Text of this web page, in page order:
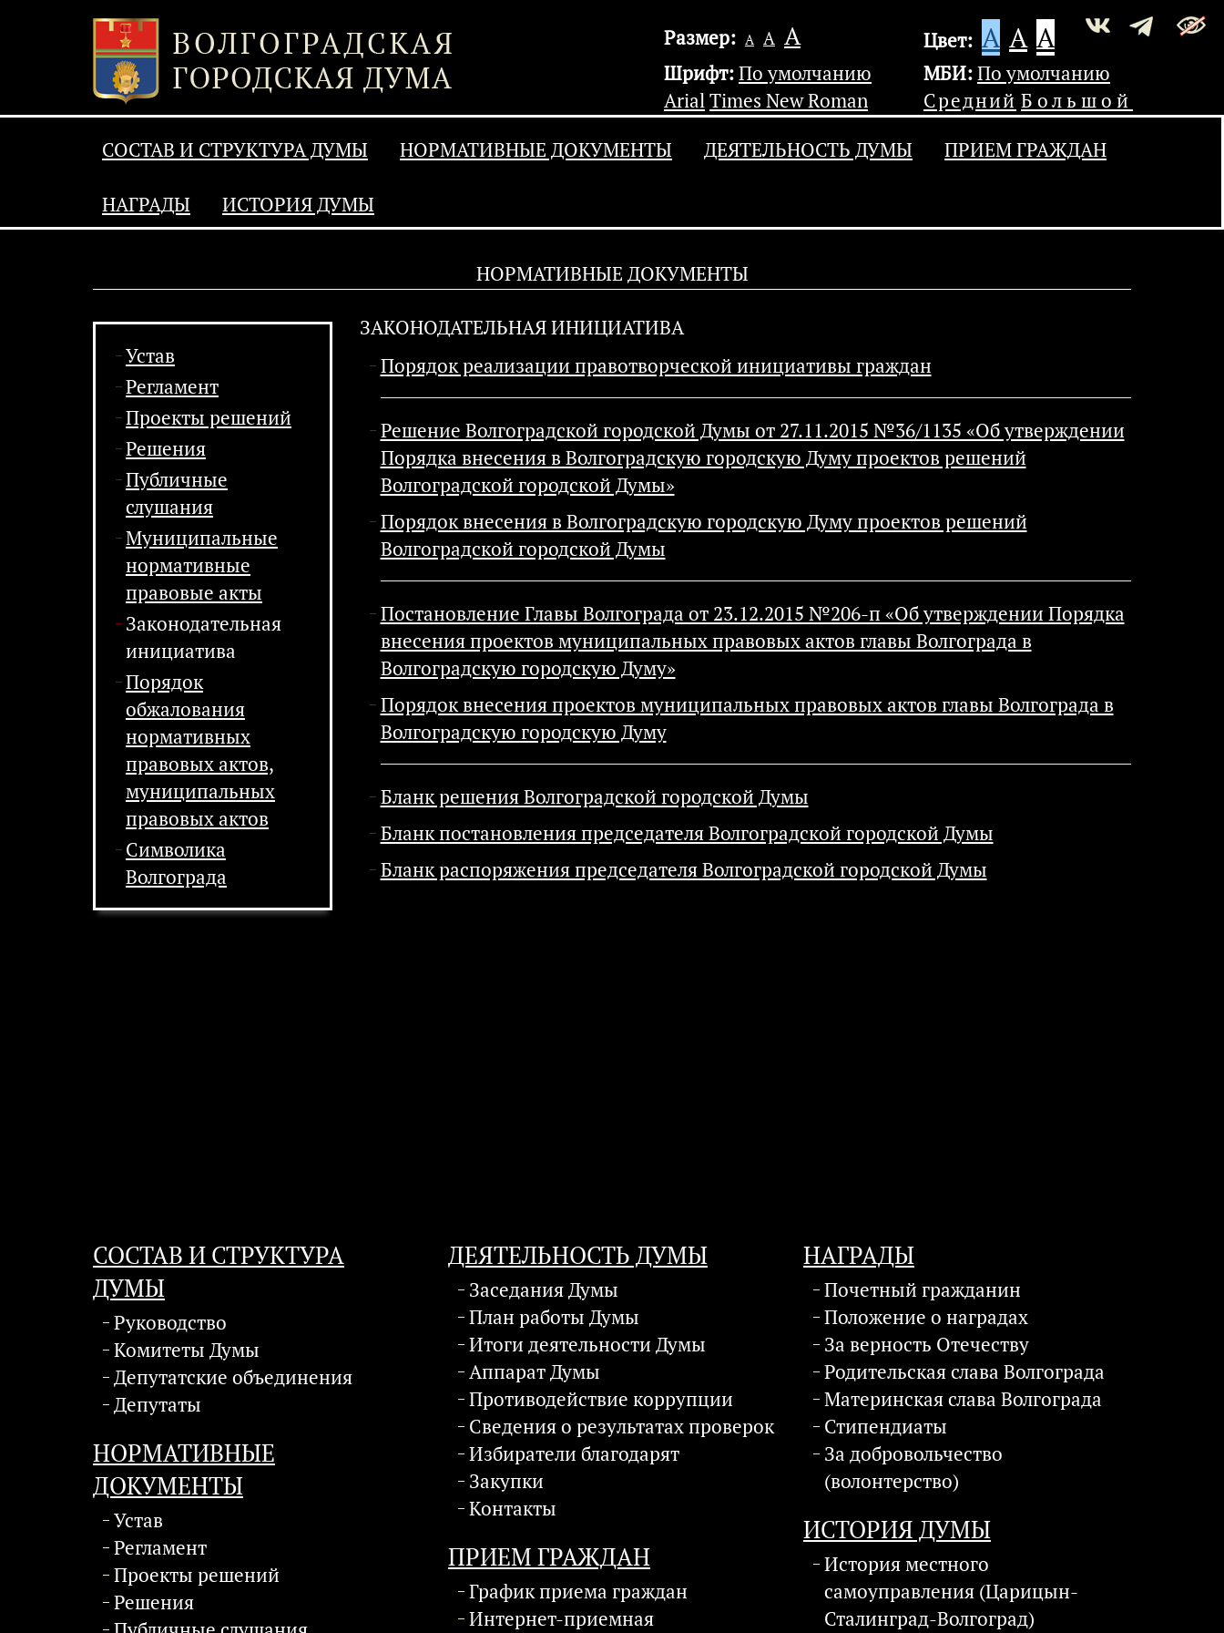
Размер: А А А Цвет: A A A
Шрифт:По умолчанию
ArialTimes New Roman
МБИ:По умолчанию
Средний Большой
СОСТАВ И СТРУКТУРА ДУМЫ
НОРМАТИВНЫЕ ДОКУМЕНТЫ ДЕЯТЕЛЬНОСТЬ ДУМЫ ПРИЕМ ГРАЖДАН
НАГРАДЫ ИСТОРИЯ ДУМЫ
НОРМАТИВНЫЕ ДОКУМЕНТЫ
Устав
Регламент
Проекты решений
Решения
Публичные
слушания
Муниципальные
нормативные
правовые акты
Законодательная
инициатива
Порядок
обжалования
нормативных
правовых актов,
муниципальных
правовых актов
Символика
Волгограда
ЗАКОНОДАТЕЛЬНАЯ ИНИЦИАТИВА
Порядок реализации правотворческой инициативы граждан
Решение Волгоградской городской Думы от 27.11.2015 №36/1135 «Об утверждении
Порядка внесения в Волгоградскую городскую Думу проектов решений
Волгоградской городской Думы»
Порядок внесения в Волгоградскую городскую Думу проектов решений
Волгоградской городской Думы
Постановление Главы Волгограда от 23.12.2015 №206-п «Об утверждении Порядка
внесения проектов муниципальных правовых актов главы Волгограда в
Волгоградскую городскую Думу»
Порядок внесения проектов муниципальных правовых актов главы Волгограда в
Волгоградскую городскую Думу
Бланк решения Волгоградской городской Думы
Бланк постановления председателя Волгоградской городской Думы
Бланк распоряжения председателя Волгоградской городской Думы
СОСТАВ И СТРУКТУРА
ДУМЫ
Руководство
Комитеты Думы
Депутатские объединения
Депутаты
НОРМАТИВНЫЕ
ДОКУМЕНТЫ
Устав
Регламент
Проекты решений
Решения
ДЕЯТЕЛЬНОСТЬ ДУМЫ
Заседания Думы
План работы Думы
Итоги деятельности Думы
Аппарат Думы
Противодействие коррупции
Сведения о результатах проверок
Избиратели благодарят
Закупки
Контакты
ПРИЕМ ГРАЖДАН
График приема граждан
Интернет-приемная
НАГРАДЫ
Почетный гражданин
Положение о наградах
За верность Отечеству
Родительская слава Волгограда
Материнская слава Волгограда
Стипендиаты
За добровольчество
(волонтерство)
ИСТОРИЯ ДУМЫ
История местного
самоуправления (Царицын-
Сталинград-Волгоград)